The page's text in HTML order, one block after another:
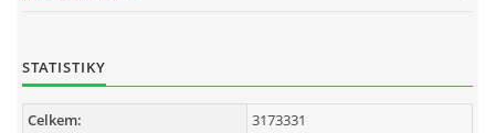
STATISTIKY
Celkem: 3173331